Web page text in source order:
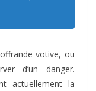
votive, ou
d’un danger.
actuellement la